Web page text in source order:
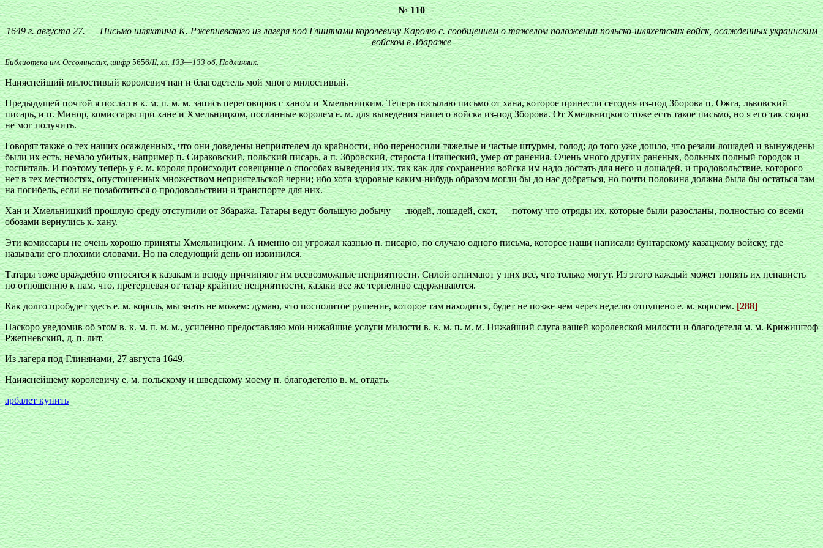
№ 110
1649 г. августа 27.—Письмо шляхтича К. Ржепневского из лагеря под Глинянами королевичу Каролю с. сообщением о тяжелом положении польско-шляхетских войск, осажденных украинским
войском в Збараже
Библиотека им. Оссолинских, шифр5656/II,лл. 133—133 об. Подлинник.
Наияснейший милостивый королевич пан и благодетель мой много милостивый.
Предыдущей почтой я послал в к. м. п. м. м. запись переговоров с ханом и Хмельницким. Теперь посылаю письмо от хана, которое принесли сегодня из-под Зборова п. Ожга, львовский
писарь, и п. Минор, комиссары при хане и Хмельницком, посланные королем е. м. для выведения нашего войска из-под Зборова. От Хмельницкого тоже есть такое письмо, но я его так скоро
не мог получить.
Говорят также о тех наших осажденных, что они доведены неприятелем до крайности, ибо переносили тяжелые и частые штурмы, голод; до того уже дошло, что резали лошадей и вынуждены
были их есть, немало убитых, например п. Сираковский, польский писарь, а п. Збровский, староста Пташеский, умер от ранения. Очень много других раненых, больных полный городок и
госпиталь. И поэтому теперь у е. м. короля происходит совещание о способах выведения их, так как для сохранения войска им надо достать для него и лошадей, и продовольствие, которого
нет в тех местностях, опустошенных множеством неприятельской черни; ибо хотя здоровые каким-нибудь образом могли бы до нас добраться, но почти половина должна была бы остаться там
на погибель, если не позаботиться о продовольствии и транспорте для них.
Хан и Хмельницкий прошлую среду отступили от Збаража. Татары ведут большую добычу — людей, лошадей, скот, — потому что отряды их, которые были разосланы, полностью со всеми
обозами вернулись к. хану.
Эти комиссары не очень хорошо приняты Хмельницким. А именно он угрожал казнью п. писарю, по случаю одного письма, которое наши написали бунтарскому казацкому войску, где
называли его плохими словами. Но на следующий день он извинился.
Татары тоже враждебно относятся к казакам и всюду причиняют им всевозможные неприятности. Силой отнимают у них все, что только могут. Из этого каждый может понять их ненависть
по отношению к нам, что, претерпевая от татар крайние неприятности, казаки все же терпеливо сдерживаются.
Как долго пробудет здесь е. м. король, мы знать не можем: думаю, что посполитое рушение, которое там находится, будет не позже чем через неделю отпущено е. м. королем. [288]
Наскоро уведомив об этом в. к. м. п. м. м., усиленно предоставляю мои нижайшие услуги милости в. к. м. п. м. м. Нижайший слуга вашей королевской милости и благодетеля м. м. Крижиштоф
Ржепневский, д. п. лит.
Из лагеря под Глинянами, 27 августа 1649.
Наияснейшему королевичу е. м. польскому и шведскому моему п. благодетелю в. м. отдать.
арбалет купить